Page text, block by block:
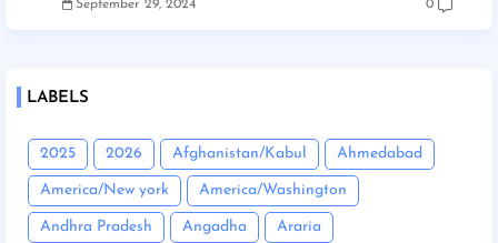
September 29, 2024 0
LABELS
2025 2026 Afghanistan/Kabul Ahmedabad
America/New york America/Washington
Andhra Pradesh Angadha Araria